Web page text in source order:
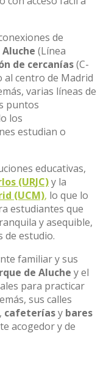
de
(Línea
de cercanías(C-
al centro de Madrid
varias líneas de
puntos
los
estudian o
educativas,
(URJC)y la
(UCM), lo que lo
estudiantes que
y asequible,
de estudio.
familiar y sus
de Aluche y el
para practicar
sus calles
, cafeteríasy bares
acogedor y de